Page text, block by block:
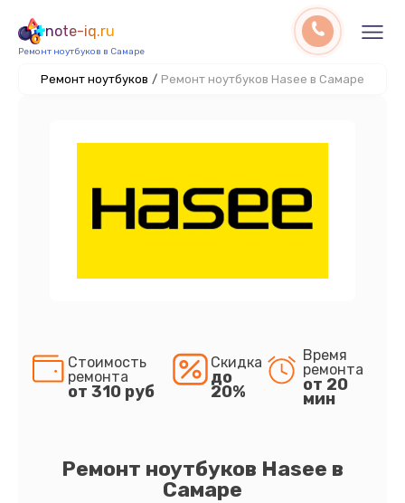
note-iq.ru
Ремонт ноутбуков в Самаре
Ремонт ноутбуков / Ремонт ноутбуков Hasee в Самаре
Ремонт ноутбуков Hasee в
Самаре
Стоимость
ремонта
от 310 руб
Скидка
до
20%
Время
ремонта
от 20
мин